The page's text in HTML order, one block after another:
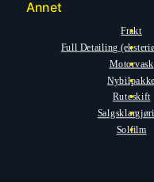
Annet
Frakt
Full Detailing
Motorvask
Nybilpakke
Ruteskift
Solfilm